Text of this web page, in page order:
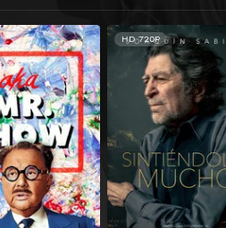
HD 720P